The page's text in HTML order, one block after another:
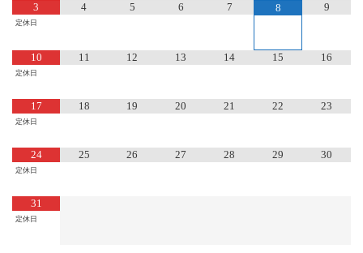
3
定休日
4 5 6 7 8 9
10
定休日
11 12 13 14 15 16
17
定休日
18 19 20 21 22 23
24
定休日
25 26 27 28 29 30
31
定休日